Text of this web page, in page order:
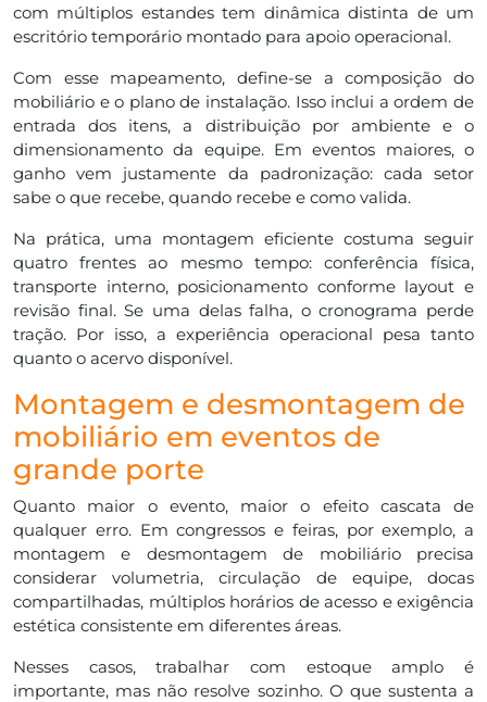
com múltiplos estandes tem dinâmica distinta de um
escritório temporário montado para apoio operacional.
Com esse mapeamento, define-se a composição do
mobiliário e o plano de instalação. Isso inclui a ordem de
entrada dos itens, a distribuição por ambiente e o
dimensionamento da equipe. Em eventos maiores, o
ganho vem justamente da padronização: cada setor
sabe o que recebe, quando recebe e como valida.
Na prática, uma montagem eficiente costuma seguir
quatro frentes ao mesmo tempo: conferência física,
transporte interno, posicionamento conforme layout e
revisão final. Se uma delas falha, o cronograma perde
tração. Por isso, a experiência operacional pesa tanto
quanto o acervo disponível.
Montagem e desmontagem de
mobiliário em eventos de
grande porte
Quanto maior o evento, maior o efeito cascata de
qualquer erro. Em congressos e feiras, por exemplo, a
montagem e desmontagem de mobiliário precisa
considerar volumetria, circulação de equipe, docas
compartilhadas, múltiplos horários de acesso e exigência
estética consistente em diferentes áreas.
Nesses casos, trabalhar com estoque amplo é
importante, mas não resolve sozinho. O que sustenta a